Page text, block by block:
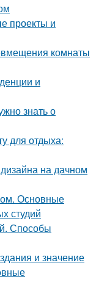
проекты и
комнаты
и
знать о
для отдыха:
на дачном
Основные
студий
Способы
и значение